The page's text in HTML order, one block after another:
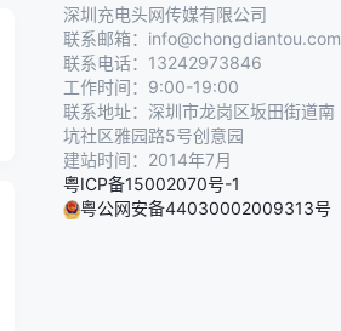
深圳充电头网传媒有限公司
联系邮箱：info@chongdiantou.com
联系电话：13242973846
工作时间：9:00-19:00
联系地址：深圳市龙岗区坂田街道南
坑社区雅园路5号创意园
建站时间：2014年7月
粤ICP备15002070号-1
粤公网安备44030002009313号